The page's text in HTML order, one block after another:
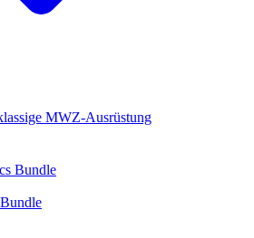
MWZ-Ausrüstung